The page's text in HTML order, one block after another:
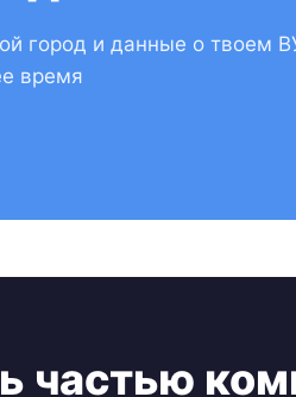
город и данные о твоем
время
частью